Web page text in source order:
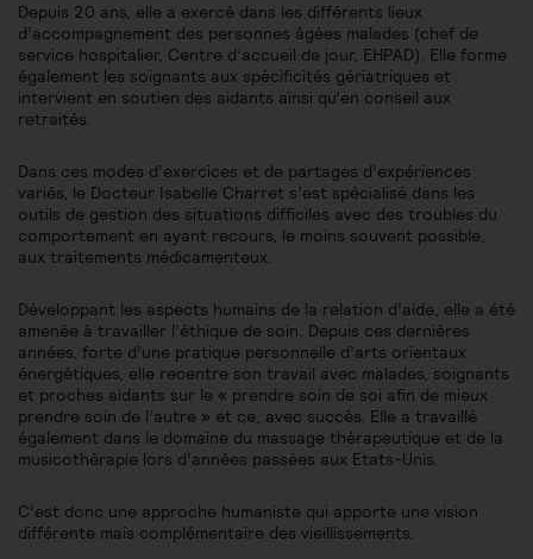
Depuis 20 ans, elle a exercé dans les différents lieux
d’accompagnement des personnes âgées malades (chef de
service hospitalier, Centre d’accueil de jour, EHPAD). Elle forme
également les soignants aux spécificités gériatriques et
intervient en soutien des aidants ainsi qu’en conseil aux
retraités.
Dans ces modes d’exercices et de partages d’expériences
variés, le Docteur Isabelle Charret s’est spécialisé dans les
outils de gestion des situations difficiles avec des troubles du
comportement en ayant recours, le moins souvent possible,
aux traitements médicamenteux.
Développant les aspects humains de la relation d’aide, elle a été
amenée à travailler l’éthique de soin. Depuis ces dernières
années, forte d’une pratique personnelle d’arts orientaux
énergétiques, elle recentre son travail avec malades, soignants
et proches aidants sur le « prendre soin de soi afin de mieux
prendre soin de l’autre » et ce, avec succès. Elle a travaillé
également dans le domaine du massage thérapeutique et de la
musicothérapie lors d’années passées aux Etats-Unis.
C’est donc une approche humaniste qui apporte une vision
différente mais complémentaire des vieillissements.